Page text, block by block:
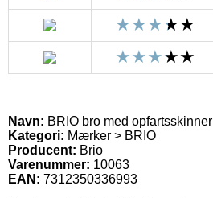
Navn: BRIO bro med opfartsskinner
Kategori: Mærker > BRIO
Producent: Brio
Varenummer: 10063
EAN: 7312350336993